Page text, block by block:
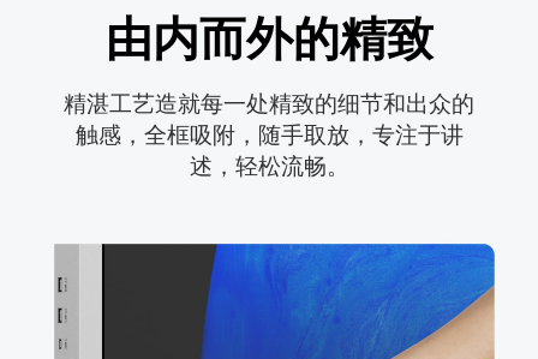
由内而外的精致
精湛工艺造就每一处精致的细节和出众的
触感，全框吸附，随手取放，专注于讲
述，轻松流畅。